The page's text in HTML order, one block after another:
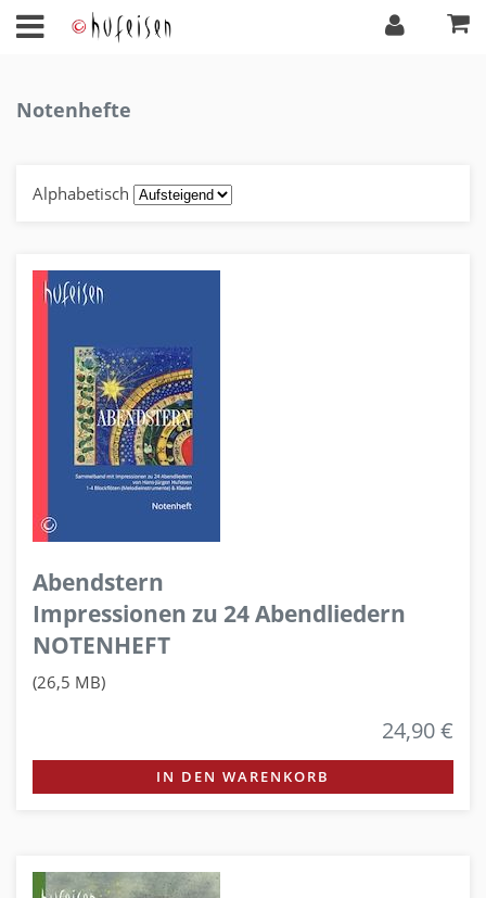
Notenhefte
Alphabetisch
Abendstern
Impressionen zu 24 Abendliedern
NOTENHEFT
(26,5 MB)
24,90 €
IN DEN WARENKORB